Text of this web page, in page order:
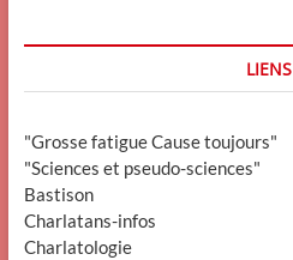
LIENS
"Grosse fatigue Cause toujours"
"Sciences et pseudo-sciences"
Bastison
Charlatans-infos
Charlatologie